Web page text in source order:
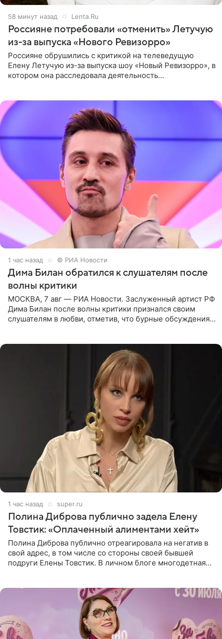
58 минут назад Lenta.Ru
Россияне потребовали «отменить» Летучую
из-за выпуска «Нового Ревизорро»
Россияне обрушились с критикой на телеведущую
Елену Летучую из-за выпуска шоу «Новый Ревизорро», в
котором она расследовала деятельность
1 час назад © РИА Новости
Дима Билан обратился к слушателям после
волны критики
МОСКВА, 7 авг — РИА Новости. Заслуженный артист РФ
Дима Билан после волны критики признался своим
слушателям в любви, отметив, что бурные обсуждения
1 час назад super.ru
Полина Диброва публично задела Елену
Товстик: «Оплаченный алиментами хейт»
Полина Диброва публично отреагировала на негатив в
свой адрес, в том числе со стороны своей бывшей
подруги Елены Товстик. В личном блоге многодетная